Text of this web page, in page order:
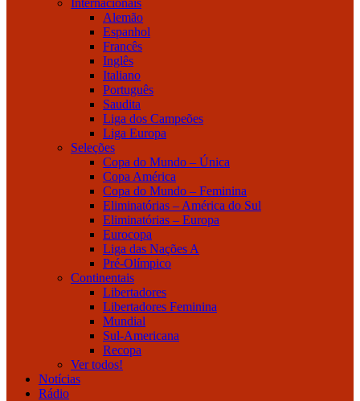
Alemão
Espanhol
Francês
Inglês
Italiano
Português
Saudita
Liga dos Campeões
Liga Europa
Seleções
Copa do Mundo – Única
Copa América
Copa do Mundo – Feminina
Eliminatórias – América do Sul
Eliminatórias – Europa
Eurocopa
Liga das Nações A
Pré-Olímpico
Continentais
Libertadores
Libertadores Feminina
Mundial
Sul-Americana
Recopa
Ver todos!
Notícias
Rádio